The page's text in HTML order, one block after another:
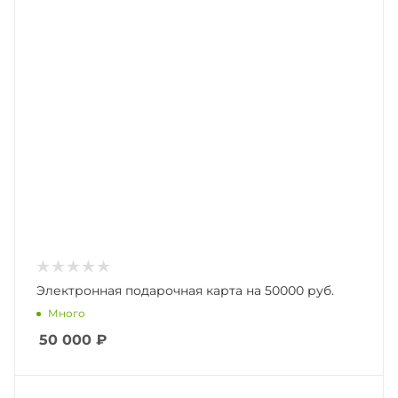
Электронная подарочная карта на 50000 руб.
Много
50 000 ₽